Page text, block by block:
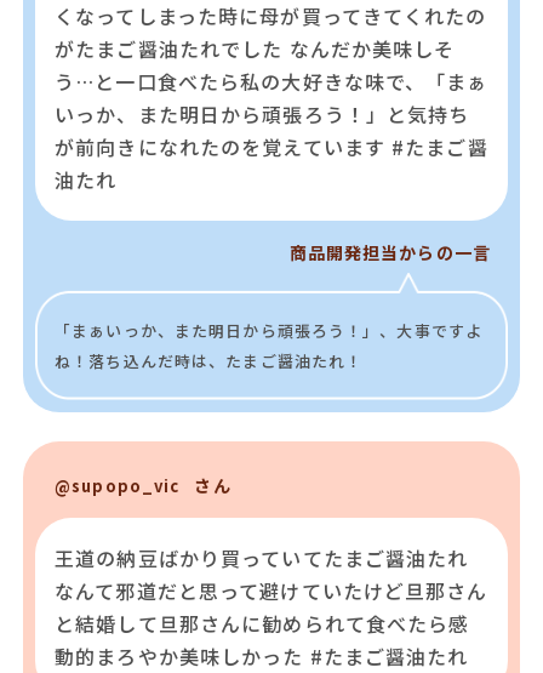
くなってしまった時に母が買ってきてくれたの
がたまご醤油たれでした なんだか美味しそ
う…と一口食べたら私の大好きな味で、「まぁ
いっか、また明日から頑張ろう！」と気持ち
が前向きになれたのを覚えています #たまご醤
油たれ
商品開発担当からの一言
「まぁいっか、また明日から頑張ろう！」、大事ですよ
ね！落ち込んだ時は、たまご醤油たれ！
@supopo_vic さん
王道の納豆ばかり買っていてたまご醤油たれ
なんて邪道だと思って避けていたけど旦那さん
と結婚して旦那さんに勧められて食べたら感
動的まろやか美味しかった #たまご醤油たれ